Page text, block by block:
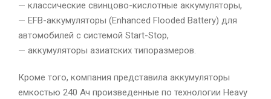
— классические свинцово-кислотные аккумуляторы,
— EFB-аккумуляторы (Enhanced Flooded Battery) для
автомобилей с системой Start-Stop,
— аккумуляторы азиатских типоразмеров.
Кроме того, компания представила аккумуляторы
емкостью 240 Ач произведенные по технологии Heavy